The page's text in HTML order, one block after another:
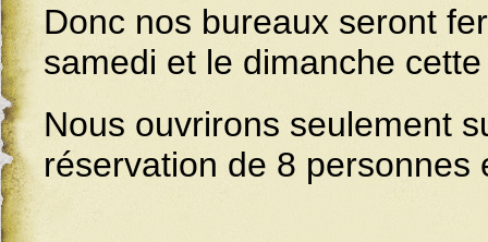
Donc nos bureaux seront
samedi et le dimanche
Nous ouvrirons seulement
réservation de 8